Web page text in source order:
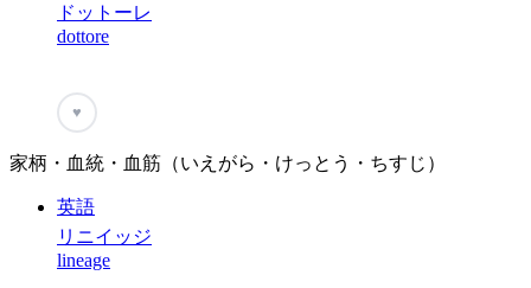
ドットーレ
dottore
♥
家柄・血統・血筋（いえがら・けっとう・ちすじ）
英語
リニイッジ
lineage